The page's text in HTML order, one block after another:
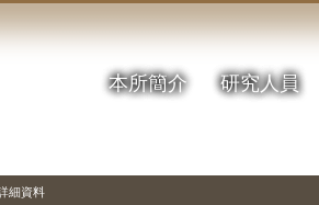
本所簡介 研究人員
細資料